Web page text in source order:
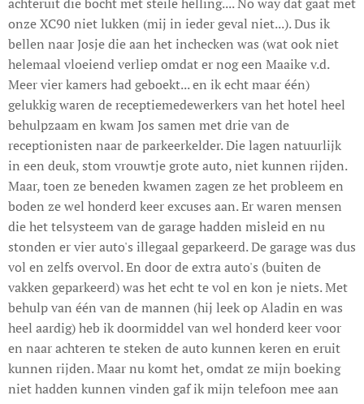
onze XC90 niet lukken (mij in ieder geval niet...). Dus ik
bellen naar Josje die aan het inchecken was (wat ook niet
helemaal vloeiend verliep omdat er nog een Maaike v.d.
Meer vier kamers had geboekt... en ik echt maar één)
gelukkig waren de receptiemedewerkers van het hotel heel
behulpzaam en kwam Jos samen met drie van de
receptionisten naar de parkeerkelder. Die lagen natuurlijk
in een deuk, stom vrouwtje grote auto, niet kunnen rijden.
Maar, toen ze beneden kwamen zagen ze het probleem en
boden ze wel honderd keer excuses aan. Er waren mensen
die het telsysteem van de garage hadden misleid en nu
stonden er vier auto's illegaal geparkeerd. De garage was dus
vol en zelfs overvol. En door de extra auto's (buiten de
vakken geparkeerd) was het echt te vol en kon je niets. Met
behulp van één van de mannen (hij leek op Aladin en was
heel aardig) heb ik doormiddel van wel honderd keer voor
en naar achteren te steken de auto kunnen keren en eruit
kunnen rijden. Maar nu komt het, omdat ze mijn boeking
niet hadden kunnen vinden gaf ik mijn telefoon mee aan